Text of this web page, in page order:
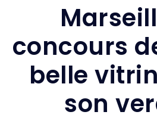
concours
belle
son